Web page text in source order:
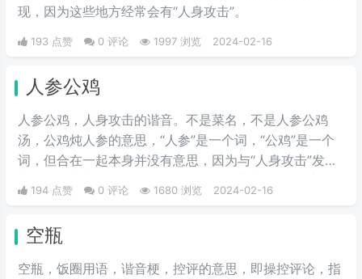
现，因为这些地方经常会有“人身攻击”。
193 点赞 0 评论 1997 浏览 2024-02-16
人参公鸡
人参公鸡，人身攻击的谐音。不是菜名，不是人参公鸡
汤，公鸡炖人参的意思，“人参”是一个词，“公鸡”是一个
词，但合在一起本身并没有意思，因为与“人身攻击”发音
替代词，就是黑人，说别人坏话的意思。多在论坛、贴吧
194 点赞 0 评论 1680 浏览 2024-02-16
空瓶
空瓶，饭圈用语，谐音梗，控评的意思，即操控评论，指